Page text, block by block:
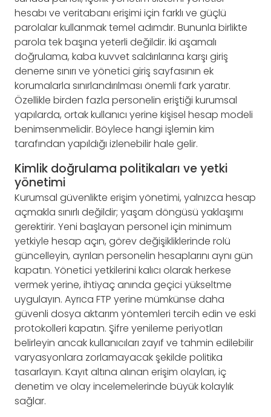
hesabı ve veritabanı erişimi için farklı ve güçlü
parolalar kullanmak temel adımdır. Bununla birlikte
parola tek başına yeterli değildir. İki aşamalı
doğrulama, kaba kuvvet saldırılarına karşı giriş
deneme sınırı ve yönetici giriş sayfasının ek
korumalarla sınırlandırılması önemli fark yaratır.
Özellikle birden fazla personelin eriştiği kurumsal
yapılarda, ortak kullanıcı yerine kişisel hesap modeli
benimsenmelidir. Böylece hangi işlemin kim
tarafından yapıldığı izlenebilir hale gelir.
Kimlik doğrulama politikaları ve yetki
yönetimi
Kurumsal güvenlikte erişim yönetimi, yalnızca hesap
açmakla sınırlı değildir; yaşam döngüsü yaklaşımı
gerektirir. Yeni başlayan personel için minimum
yetkiyle hesap açın, görev değişikliklerinde rolü
güncelleyin, ayrılan personelin hesaplarını aynı gün
kapatın. Yönetici yetkilerini kalıcı olarak herkese
vermek yerine, ihtiyaç anında geçici yükseltme
uygulayın. Ayrıca FTP yerine mümkünse daha
güvenli dosya aktarım yöntemleri tercih edin ve eski
protokolleri kapatın. Şifre yenileme periyotları
belirleyin ancak kullanıcıları zayıf ve tahmin edilebilir
varyasyonlara zorlamayacak şekilde politika
tasarlayın. Kayıt altına alınan erişim olayları, iç
denetim ve olay incelemelerinde büyük kolaylık
sağlar.